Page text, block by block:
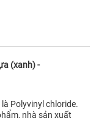
(xanh) -
Polyvinyl chloride.
nhà sản xuất